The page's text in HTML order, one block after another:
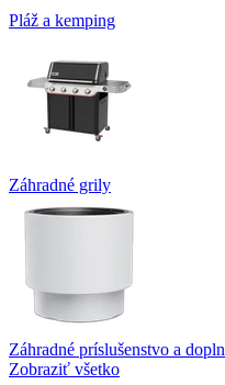
Pláž a kemping
Záhradné grily
Záhradné príslušenstvo a
Zobraziť všetko